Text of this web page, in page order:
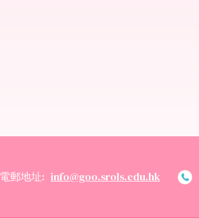
電郵地址: info@goo.srols.edu.hk